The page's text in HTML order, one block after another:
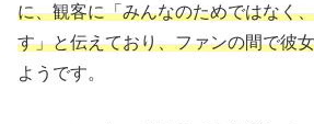
に、観客に「みんなのためではなく
す」と伝えており、ファンの間で彼
ようです。